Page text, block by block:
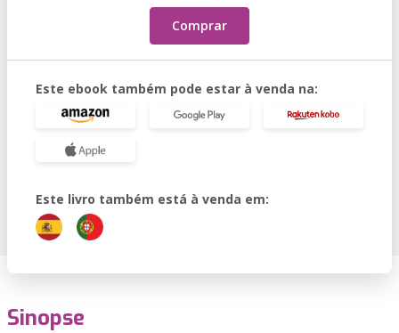
Comprar
Este ebook também pode estar à venda na:
Este livro também está à venda em:
Sinopse